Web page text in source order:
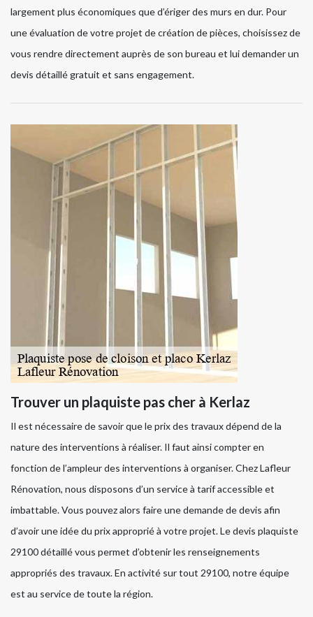
largement plus économiques que d’ériger des murs en dur. Pour
une évaluation de votre projet de création de pièces, choisissez de
vous rendre directement auprès de son bureau et lui demander un
devis détaillé gratuit et sans engagement.
Trouver un plaquiste pas cher à Kerlaz
Il est nécessaire de savoir que le prix des travaux dépend de la
nature des interventions à réaliser. Il faut ainsi compter en
fonction de l’ampleur des interventions à organiser. Chez Lafleur
Rénovation, nous disposons d’un service à tarif accessible et
imbattable. Vous pouvez alors faire une demande de devis afin
d’avoir une idée du prix approprié à votre projet. Le devis plaquiste
29100 détaillé vous permet d’obtenir les renseignements
appropriés des travaux. En activité sur tout 29100, notre équipe
est au service de toute la région.